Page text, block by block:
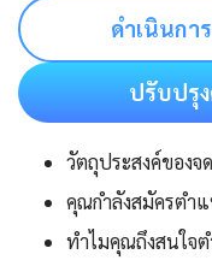
ดำเนินกา
ปรับปรุ
วัตถุประสงค์ของ
คุณกำลังสมัครตำ
ทำไมคุณถึงสนใจ